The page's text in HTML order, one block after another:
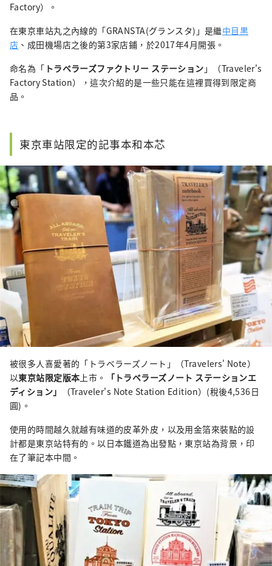
Factory）。
在東京車站丸之內線的「GRANSTA(グランスタ)」是繼中目黒
店 、成田機場店之後的第3家店鋪，於2017年4月開張。
命名為「 トラベラーズファクトリー ステーション 」（Traveler's
Factory Station），這次介紹的是一些只能在這裡買得到限定商
品。
東京車站限定的記事本和本芯
被很多人喜愛著的「トラベラーズノート」（Travelers' Note）
以東京站限定版本 上市。
「トラベラーズノート ステーションエ
ディション」
（Traveler's Note Station Edition）(稅後4,536日
圓)。
使用的時間越久就越有味道的皮革外皮，以及用金箔來裝點的設
計都是東京站特有的。以日本鐵道為出發點，東京站為背景，印
在了筆記本中間。